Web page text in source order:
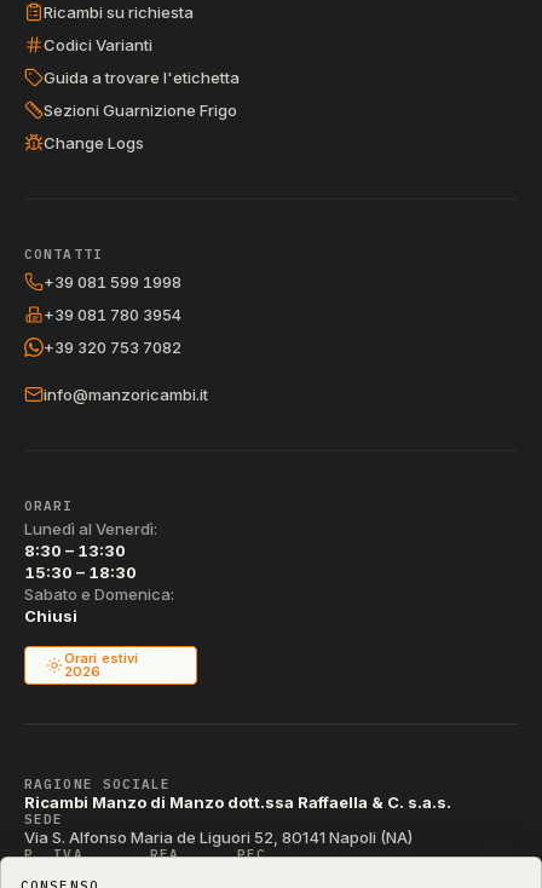
Ricambi su richiesta
Codici Varianti
Guida a trovare l'etichetta
Sezioni Guarnizione Frigo
Change Logs
CONTATTI
+39 081 599 1998
+39 081 780 3954
+39 320 753 7082
info@manzoricambi.it
ORARI
Lunedì al Venerdì:
8:30 – 13:30
15:30 – 18:30
Sabato e Domenica:
Chiusi
Orari estivi
2026
RAGIONE SOCIALE
Ricambi Manzo di Manzo dott.ssa Raffaella & C. s.a.s.
SEDE
Via S. Alfonso Maria de Liguori 52, 80141 Napoli (NA)
P. IVA REA PEC